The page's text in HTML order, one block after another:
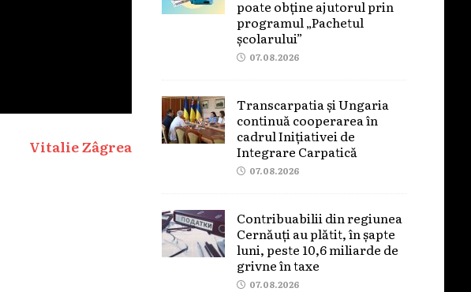
Vitalie Zâgrea
poate obține ajutorul prin
programul „Pachetul
școlarului”
07.08.2026
Transcarpatia și Ungaria
continuă cooperarea în
cadrul Inițiativei de
Integrare Carpatică
07.08.2026
Contribuabilii din regiunea
Cernăuți au plătit, în șapte
luni, peste 10,6 miliarde de
grivne în taxe
07.08.2026